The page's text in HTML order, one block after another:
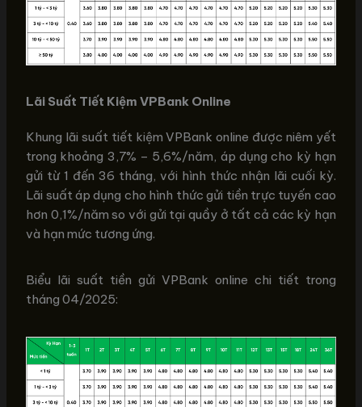
Lãi Suất Tiết Kiệm VPBank Online
Khung lãi suất tiết kiệm VPBank online được niêm yết
trong khoảng 3,7% – 5,6%/năm, áp dụng cho kỳ hạn
gửi từ 1 đến 36 tháng, với hình thức nhận lãi cuối kỳ.
Lãi suất áp dụng cho hình thức gửi tiền trực tuyến cao
hơn 0,1%/năm so với gửi tại quầy ở tất cả các kỳ hạn
và hạn mức tương ứng.
Biểu lãi suất tiền gửi VPBank online chi tiết trong
tháng 04/2025: